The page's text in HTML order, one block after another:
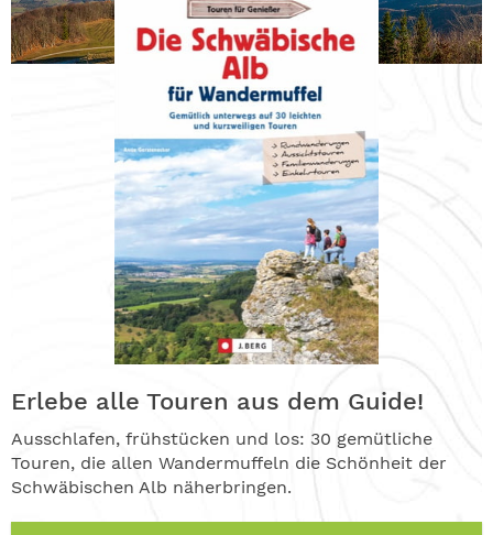
Erlebe alle Touren aus dem Guide!
Ausschlafen, frühstücken und los: 30 gemütliche
Touren, die allen Wandermuffeln die Schönheit der
Schwäbischen Alb näherbringen.